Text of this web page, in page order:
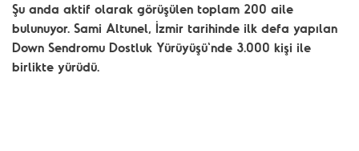
Şu anda aktif olarak görüşülen toplam 200 aile
bulunuyor. Sami Altunel, İzmir tarihinde ilk defa yapılan
Down Sendromu Dostluk Yürüyüşü'nde 3.000 kişi ile
birlikte yürüdü.